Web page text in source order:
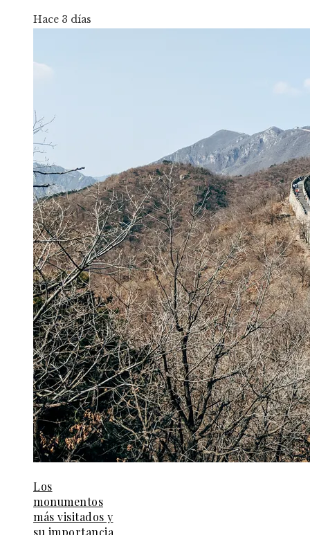
Hace 3 días
Los
monumentos
más visitados y
su importancia